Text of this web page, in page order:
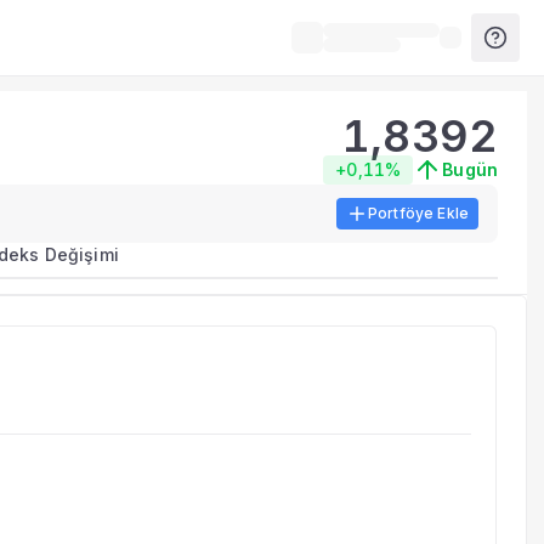
metrikleri listelenir.
benzer fonları inceleyebilirsiniz.
1,8392
+0,11% Bugün
Portföye Ekle
Değişimi